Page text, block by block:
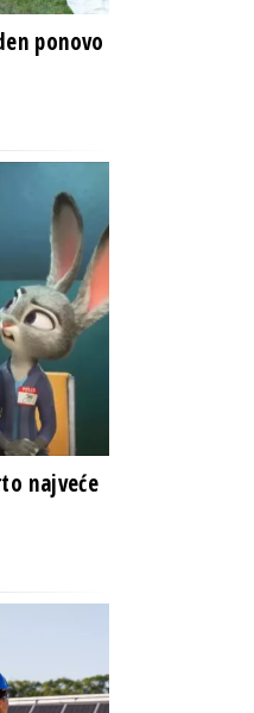
ponovo
najveće